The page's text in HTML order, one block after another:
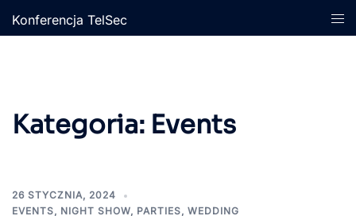
Konferencja TelSec
Kategoria: Events
26 STYCZNIA, 2024
EVENTS, NIGHT SHOW, PARTIES, WEDDING